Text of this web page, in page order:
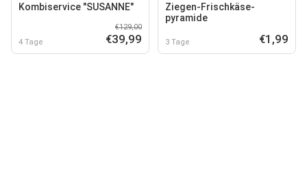
Kombiservice "SUSANNE"
4 Tage
€129,00
€39,99
Ziegen-Frischkäse-
pyramide
3 Tage €1,99